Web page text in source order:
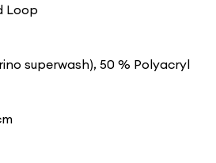
Loop
superwash), 50 % Polyacryl